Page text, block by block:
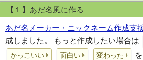
【１】あだ名風に作る
あだ名メーカー・ニックネーム作成支
成しました。 もっと作成したい場合は
かっこいい
面白い 変わった